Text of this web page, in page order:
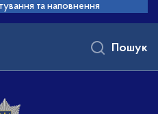
та наповнення
Пошук